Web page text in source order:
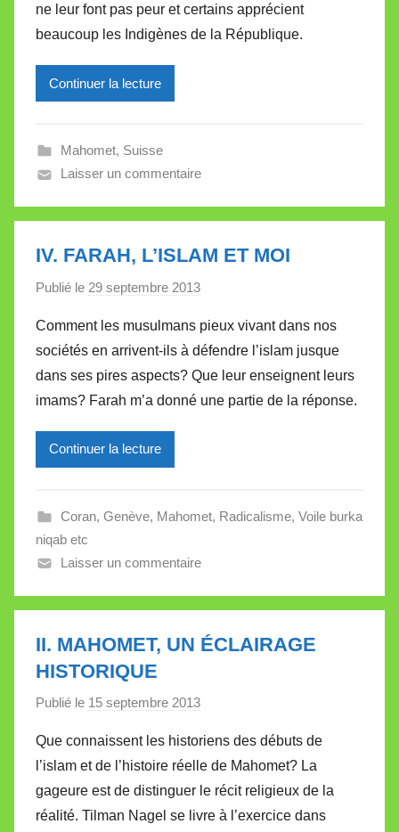
e
i
l
e
t
e
ne leur font pas peur et certains apprécient
beaucoup les Indigènes de la République.
Continuer la lecture
Mahomet, Suisse
Laisser un commentaire
IV. FARAH, L’ISLAM ET MOI
Publié le 29 septembre 2013
r
M
i
r
e
a
l
e
Comment les musulmans pieux vivant dans nos
sociétés en arrivent-ils à défendre l’islam jusque
dans ses pires aspects? Que leur enseignent leurs
imams? Farah m’a donné une partie de la réponse.
Continuer la lecture
Coran, Genève, Mahomet, Radicalisme, Voile burka
niqab etc
Laisser un commentaire
II. MAHOMET, UN ÉCLAIRAGE
HISTORIQUE
Publié le 15 septembre 2013
r
M
i
r
Que connaissent les historiens des débuts de
l’islam et de l’histoire réelle de Mahomet? La
gageure est de distinguer le récit religieux de la
réalité. Tilman Nagel se livre à l’exercice dans